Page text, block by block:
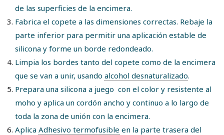
de las superficies de la encimera.
Fabrica el copete a las dimensiones correctas. Rebaje la
parte inferior para permitir una aplicación estable de
silicona y forme un borde redondeado.
Limpia los bordes tanto del copete como de la encimera
que se van a unir, usando alcohol desnaturalizado.
Prepara una silicona a juego con el color y resistente al
moho y aplica un cordón ancho y continuo a lo largo de
toda la zona de unión con la encimera.
Aplica Adhesivo termofusible en la parte trasera del